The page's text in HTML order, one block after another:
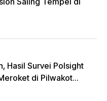
Hasil Survei Polsight
di Pilwakot